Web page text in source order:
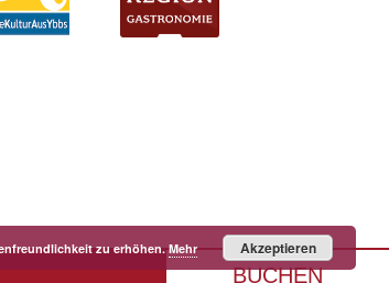
BUCHEN
zu erhöhen.Mehr Akzeptieren